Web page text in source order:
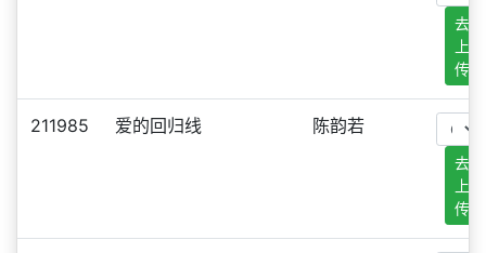
去
上
传
211985 爱的回归线 陈韵若
去
上
传